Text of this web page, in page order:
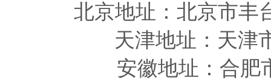
北京地址：北京市丰
天津地址 ：天津
安徽地址 ：合